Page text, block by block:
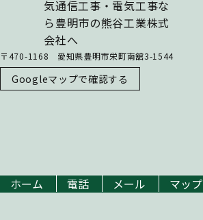
〒470-1168 愛知県豊明市栄町南舘3-1544
Googleマップで確認する
ホーム 電話 メール マップ